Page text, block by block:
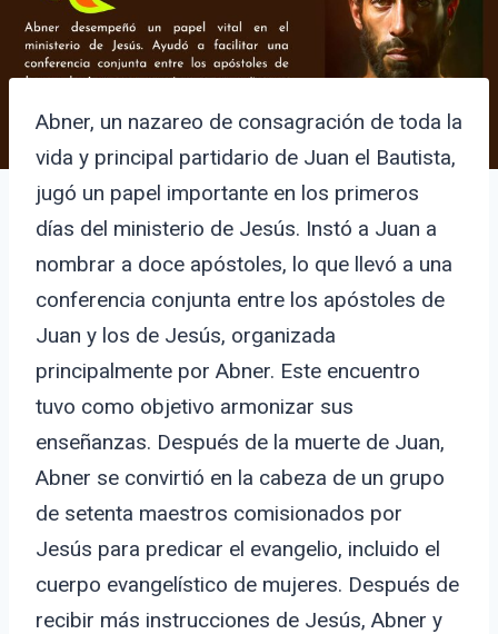
Abner, un nazareo de consagración de toda la
vida y principal partidario de Juan el Bautista,
jugó un papel importante en los primeros
días del ministerio de Jesús. Instó a Juan a
nombrar a doce apóstoles, lo que llevó a una
conferencia conjunta entre los apóstoles de
Juan y los de Jesús, organizada
principalmente por Abner. Este encuentro
tuvo como objetivo armonizar sus
enseñanzas. Después de la muerte de Juan,
Abner se convirtió en la cabeza de un grupo
de setenta maestros comisionados por
Jesús para predicar el evangelio, incluido el
cuerpo evangelístico de mujeres. Después de
recibir más instrucciones de Jesús, Abner y